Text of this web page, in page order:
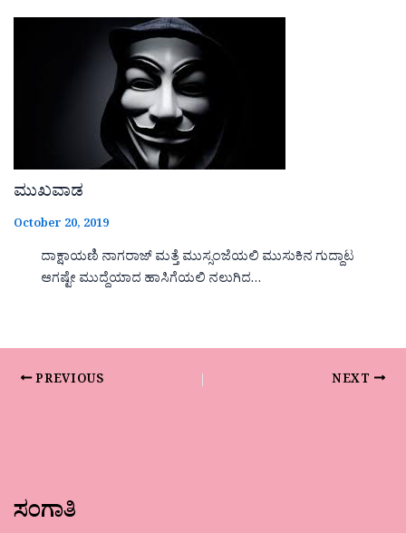
ಮುಖವಾಡ
October 20, 2019
ದಾಕ್ಷಾಯಣಿ ನಾಗರಾಜ್ ಮತ್ತೆ ಮುಸ್ಸಂಜೆಯಲಿ ಮುಸುಕಿನ ಗುದ್ದಾಟ
ಆಗಷ್ಟೇ ಮುದ್ದೆಯಾದ ಹಾಸಿಗೆಯಲಿ ನಲುಗಿದ…
PREVIOUS NEXT
ಸಂಗಾತಿ